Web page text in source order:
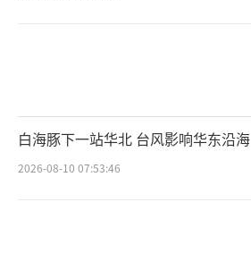
白海豚下一站华北 台风影响华东沿海
2026-08-10 07:53:46